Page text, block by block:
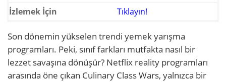
İzlemek İçin
Tıklayın!
Son dönemin yükselen trendi yemek yarışma
programları. Peki, sınıf farkları mutfakta nasıl bir
lezzet savaşına dönüşür? Netflix reality programları
arasında öne çıkan Culinary Class Wars, yalnızca bir